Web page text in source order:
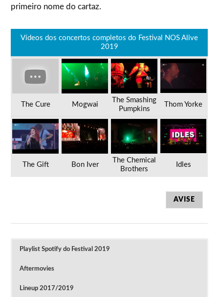
primeiro nome do cartaz.
Vídeos dos concertos completos do Festival NOS Alive
2019
The Cure Mogwai
The Smashing
Pumpkins
Thom Yorke
The Gift Bon Iver
The Chemical
Brothers
Idles
AVISE
Playlist Spotify do Festival 2019
Aftermovies
Lineup 2017/2019